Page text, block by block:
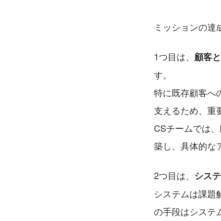
ミッションの
1つ目は、 顧客
す。
特に既存顧客へ
支えるため、重
CSチームでは
築し、具体的な
2つ目は、 シス
システムは課題
の手段はシステ